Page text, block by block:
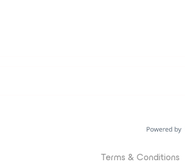
Terms & Conditions